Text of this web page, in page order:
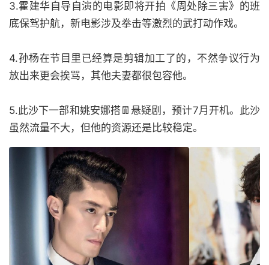
3.霍建华自导自演的电影即将开拍《周处除三害》的班
底保驾护航，新电影涉及拳击等激烈的武打动作戏。
4.孙杨在节目里已经算是剪辑加工了的，不然争议行为
放出来更会挨骂，其他夫妻都很包容他。
5.此沙下一部和姚安娜搭👖悬疑剧，预计7月开机。此沙
虽然流量不大，但他的资源还是比较稳定。